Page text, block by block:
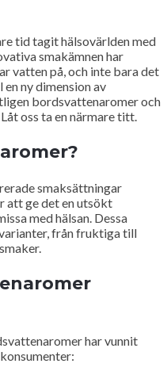
tid tagit hälsovärlden med
smakämnen har
vatten på, och inte bara det
ny dimension av
bordsvattenaromer och
oss ta en närmare titt.
smaksättningar
att ge det en utsökt
med hälsan. Dessa
från fruktiga till
har vunnit